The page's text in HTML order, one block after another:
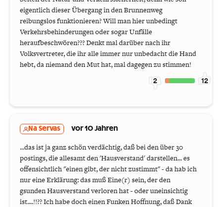
eigentlich dieser Übergang in den Brunnenweg
reibungslos funktionieren? Will man hier unbedingt
Verkehrsbehinderungen oder sogar Unfälle
heraufbeschwören??? Denkt mal darüber nach ihr
Volksvertreter, die ihr alle immer nur unbedacht die Hand
hebt, da niemand den Mut hat, mal dagegen zu stimmen!
2 12
Na Servas vor 10 Jahren
...das ist ja ganz schön verdächtig, daß bei den über 30
postings, die allesamt den 'Hausverstand' darstellen... es
offensichtlich "einen gibt, der nicht zustimmt" - da hab ich
nur eine Erklärung: das muß Eine(r) sein, der den
gsunden Hausverstand verloren hat - oder uneinsichtig
ist....!!?? Ich habe doch einen Funken Hoffnung, daß Dank